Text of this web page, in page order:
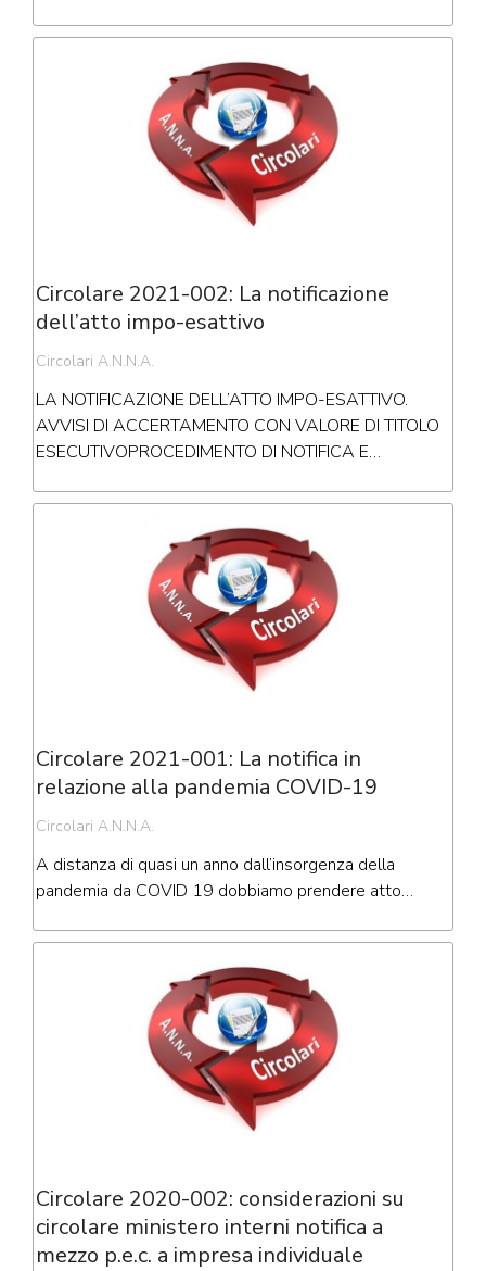
Circolare 2021-002: La notificazione
dell’atto impo-esattivo
Circolari A.N.N.A.
LA NOTIFICAZIONE DELL’ATTO IMPO-ESATTIVO.
AVVISI DI ACCERTAMENTO CON VALORE DI TITOLO
ESECUTIVOPROCEDIMENTO DI NOTIFICA E…
Circolare 2021-001: La notifica in
relazione alla pandemia COVID-19
Circolari A.N.N.A.
A distanza di quasi un anno dall’insorgenza della
pandemia da COVID 19 dobbiamo prendere atto…
Circolare 2020-002: considerazioni su
circolare ministero interni notifica a
mezzo p.e.c. a impresa individuale